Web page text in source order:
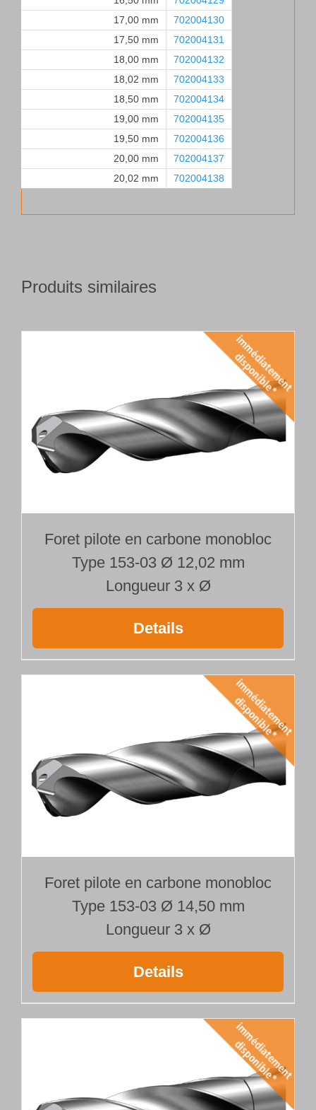
17,00 mm
702004130
17,50 mm
702004131
18,00 mm
702004132
18,02 mm
702004133
18,50 mm
702004134
19,00 mm
702004135
19,50 mm
702004136
20,00 mm
702004137
20,02 mm
702004138
Produits similaires
Foret pilote en carbone monobloc
Type 153-03 Ø 12,02 mm
Longueur 3 x Ø
Details
Foret pilote en carbone monobloc
Type 153-03 Ø 14,50 mm
Longueur 3 x Ø
Details